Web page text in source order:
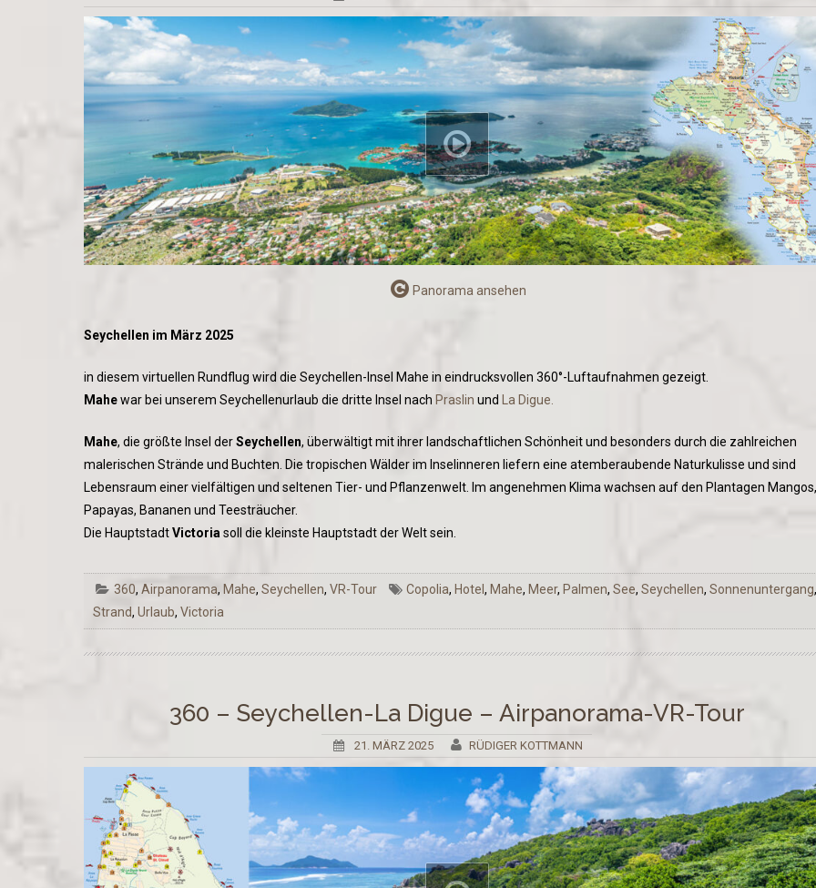
Panorama ansehen
Seychellen im März 2025
in diesem virtuellen Rundflug wird die Seychellen-Insel Mahe in eindrucksvollen 360°-Luftaufnahmen gezeigt.
Mahewar bei unserem Seychellenurlaub die dritte Insel nach Praslin und La Digue.
Mahe, die größte Insel derSeychellen, überwältigt mit ihrer landschaftlichen Schönheit und besonders durch die zahlreichen
malerischen Strände und Buchten. Die tropischen Wälder im Inselinneren liefern eine atemberaubende Naturkulisse und sind
Lebensraum einer vielfältigen und seltenen Tier- und Pflanzenwelt. Im angenehmen Klima wachsen auf den Plantagen Mangos,
Papayas, Bananen und Teesträucher.
Die HauptstadtVictoria soll die kleinste Hauptstadt der Welt sein.
360, Airpanorama, Mahe, Seychellen, VR-Tour Copolia, Hotel, Mahe, Meer, Palmen,See,Seychellen,Sonnenuntergang
Strand, Urlaub, Victoria
360 – Seychellen-La Digue – Airpanorama-VR-Tour
21. MÄRZ 2025 RÜDIGER KOTTMANN